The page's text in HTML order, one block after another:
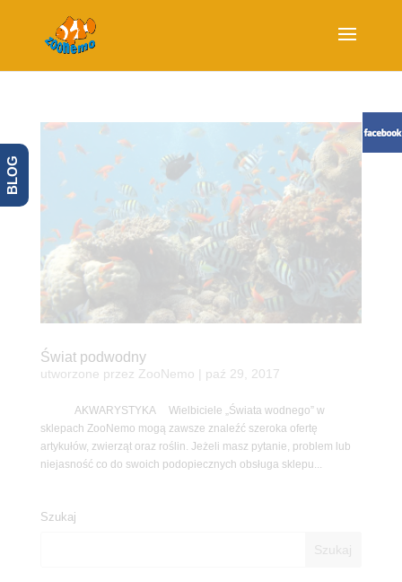
Świat podwodny
utworzone przez ZooNemo paź 29, 2017
AKWARYSTYKA Wielbiciele „Świata wodnego” w
sklepach ZooNemo mogą zawsze znaleźć szeroka ofertę
artykułów, zwierząt oraz roślin. Jeżeli masz pytanie, problem lub
niejasność co do swoich podopiecznych obsługa sklepu...
Szukaj
BLOG